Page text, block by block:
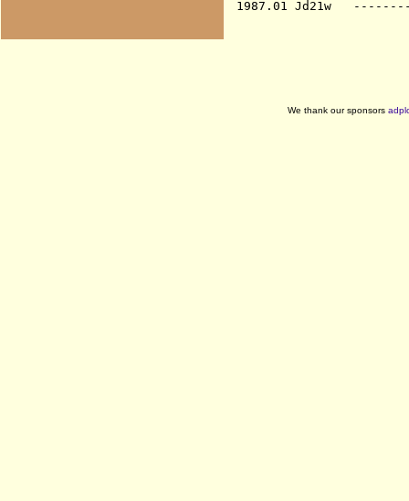
We thank our sponsors